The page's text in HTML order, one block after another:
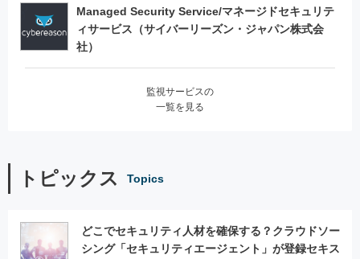
Managed Security Service/マネージドセキュリテ
ィサービス（サイバーリーズン・ジャパン株式会
社）
監視サービスの
一覧を見る
トピックス Topics
どこでセキュリティ人材を確保する？クラウドソー
シング「セキュリティエージェント」が登録セキス